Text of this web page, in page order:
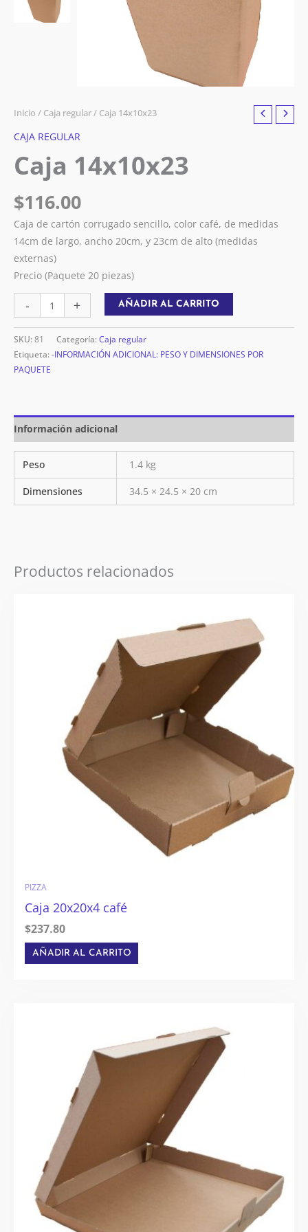
Inicio / Caja regular/ Caja 14x10x23
CAJA REGULAR
Caja 14x10x23
$116.00
Caja de cartón corrugado sencillo, color café, de medidas
14cm de largo, ancho 20cm, y 23cm de alto (medidas
externas)
Precio (Paquete 20 piezas)
- + AÑADIR AL CARRITO
SKU:81 Categoría:Caja regular
Etiqueta:-INFORMACIÓN ADICIONAL: PESO Y DIMENSIONES POR
PAQUETE
Información adicional
Peso 1.4 kg
Dimensiones 34.5 × 24.5 × 20 cm
Productos relacionados
PIZZA
Caja 20x20x4 café
$237.80
AÑADIR AL CARRITO